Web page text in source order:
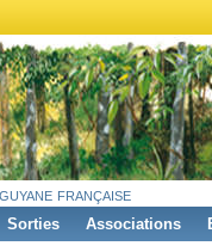
française
Sorties Associations